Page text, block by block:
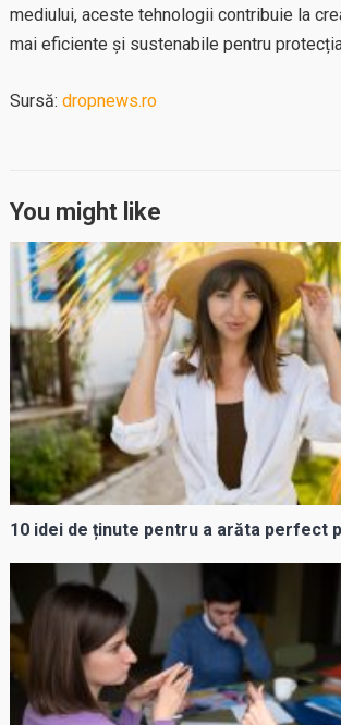
mediului, aceste tehnologii contribuie la
mai eficiente și sustenabile pentru
Sursă: dropnews.ro
You might like
10 idei de ținute pentru a arăta perfect